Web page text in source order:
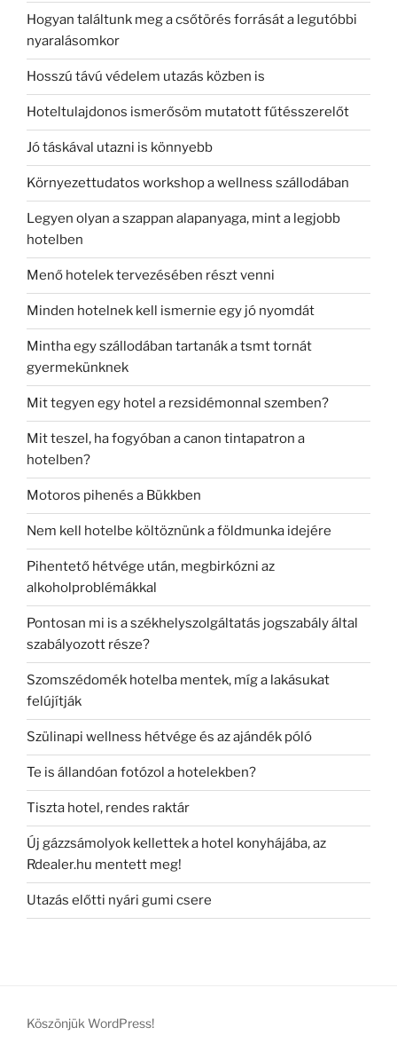
Hogyan találtunk meg a csőtörés forrását a legutóbbi
nyaralásomkor
Hosszú távú védelem utazás közben is
Hoteltulajdonos ismerősöm mutatott fűtésszerelőt
Jó táskával utazni is könnyebb
Környezettudatos workshop a wellness szállodában
Legyen olyan a szappan alapanyaga, mint a legjobb
hotelben
Menő hotelek tervezésében részt venni
Minden hotelnek kell ismernie egy jó nyomdát
Mintha egy szállodában tartanák a tsmt tornát
gyermekünknek
Mit tegyen egy hotel a rezsidémonnal szemben?
Mit teszel, ha fogyóban a canon tintapatron a
hotelben?
Motoros pihenés a Bükkben
Nem kell hotelbe költöznünk a földmunka idejére
Pihentető hétvége után, megbirkózni az
alkoholproblémákkal
Pontosan mi is a székhelyszolgáltatás jogszabály által
szabályozott része?
Szomszédomék hotelba mentek, míg a lakásukat
felújítják
Szülinapi wellness hétvége és az ajándék póló
Te is állandóan fotózol a hotelekben?
Tiszta hotel, rendes raktár
Új gázzsámolyok kellettek a hotel konyhájába, az
Rdealer.hu mentett meg!
Utazás előtti nyári gumi csere
Köszönjük WordPress!